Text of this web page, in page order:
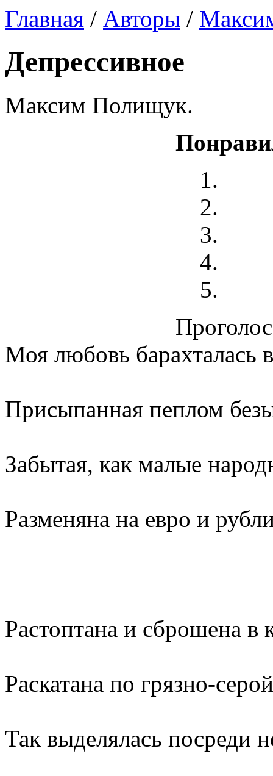
Главная / Авторы /
Депрессивное
Максим Полищук.
Моя любовь барахталась
Присыпанная пеплом
Забытая, как малые
Разменяна на евро и
Растоптана и сброшена в
Раскатана по грязно-
Так выделялась посреди